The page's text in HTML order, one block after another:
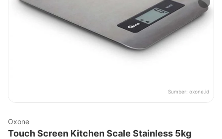
Sumber: oxone.id
Oxone
Touch Screen Kitchen Scale Stainless 5kg